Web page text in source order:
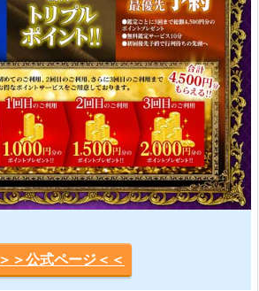
＞＞公式ページ＜＜